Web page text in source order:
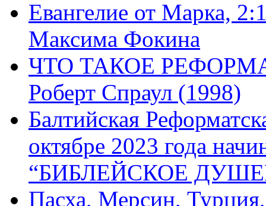
Евангелие от Марка,
Максима Фокина
ЧТО ТАКОЕ
Роберт Спраул (1998)
Балтийская
октябре 2023 года
“БИБЛЕЙСКОЕ
Пасха, Мерсин,